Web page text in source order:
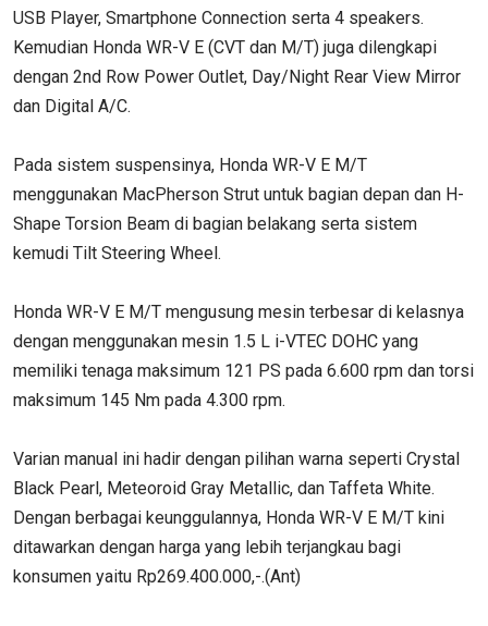
USB Player, Smartphone Connection serta 4 speakers.
Kemudian Honda WR-V E (CVT dan M/T) juga dilengkapi
dengan 2nd Row Power Outlet, Day/Night Rear View Mirror
dan Digital A/C.
Pada sistem suspensinya, Honda WR-V E M/T
menggunakan MacPherson Strut untuk bagian depan dan H-
Shape Torsion Beam di bagian belakang serta sistem
kemudi Tilt Steering Wheel.
Honda WR-V E M/T mengusung mesin terbesar di kelasnya
dengan menggunakan mesin 1.5 L i-VTEC DOHC yang
memiliki tenaga maksimum 121 PS pada 6.600 rpm dan torsi
maksimum 145 Nm pada 4.300 rpm.
Varian manual ini hadir dengan pilihan warna seperti Crystal
Black Pearl, Meteoroid Gray Metallic, dan Taffeta White.
Dengan berbagai keunggulannya, Honda WR-V E M/T kini
ditawarkan dengan harga yang lebih terjangkau bagi
konsumen yaitu Rp269.400.000,-.(Ant)